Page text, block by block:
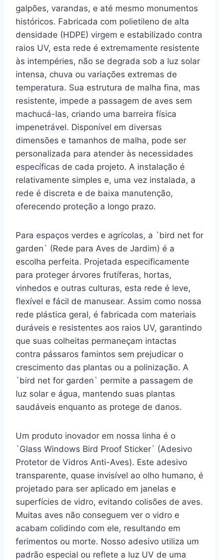
galpões, varandas, e até mesmo monumentos
históricos. Fabricada com polietileno de alta
densidade (HDPE) virgem e estabilizado contra
raios UV, esta rede é extremamente resistente
às intempéries, não se degrada sob a luz solar
intensa, chuva ou variações extremas de
temperatura. Sua estrutura de malha fina, mas
resistente, impede a passagem de aves sem
machucá-las, criando uma barreira física
impenetrável. Disponível em diversas
dimensões e tamanhos de malha, pode ser
personalizada para atender às necessidades
específicas de cada projeto. A instalação é
relativamente simples e, uma vez instalada, a
rede é discreta e de baixa manutenção,
oferecendo proteção a longo prazo.
Para espaços verdes e agrícolas, a `bird net for
garden` (Rede para Aves de Jardim) é a
escolha perfeita. Projetada especificamente
para proteger árvores frutíferas, hortas,
vinhedos e outras culturas, esta rede é leve,
flexível e fácil de manusear. Assim como nossa
rede plástica geral, é fabricada com materiais
duráveis e resistentes aos raios UV, garantindo
que suas colheitas permaneçam intactas
contra pássaros famintos sem prejudicar o
crescimento das plantas ou a polinização. A
`bird net for garden` permite a passagem de
luz solar e água, mantendo suas plantas
saudáveis enquanto as protege de danos.
Um produto inovador em nossa linha é o
`Glass Windows Bird Proof Sticker` (Adesivo
Protetor de Vidros Anti-Aves). Este adesivo
transparente, quase invisível ao olho humano, é
projetado para ser aplicado em janelas e
superfícies de vidro, evitando colisões de aves.
Muitas aves não conseguem ver o vidro e
acabam colidindo com ele, resultando em
ferimentos ou morte. Nosso adesivo utiliza um
padrão especial ou reflete a luz UV de uma